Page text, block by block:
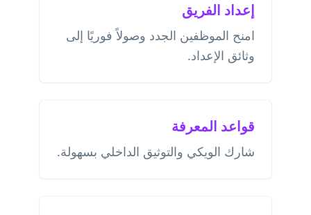
إعداد الفريق
امنح الموظفين الجدد وصولاً فوريًا إلى
وثائق الإعداد.
قواعد المعرفة
شارك الويكي والتوثيق الداخلي بسهولة.